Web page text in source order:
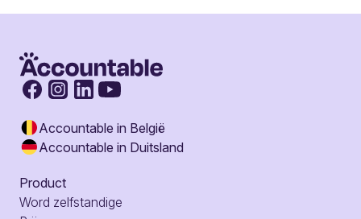
Accountable in België
Accountable in Duitsland
Product
Word zelfstandige